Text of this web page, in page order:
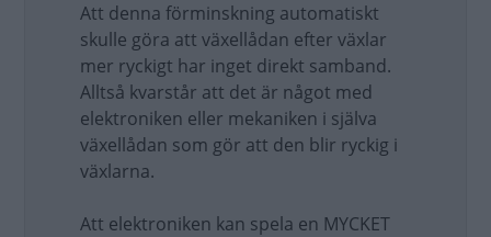
Att denna förminskning automatiskt
skulle göra att växellådan efter växlar
mer ryckigt har inget direkt samband.
Alltså kvarstår att det är något med
elektroniken eller mekaniken i själva
växellådan som gör att den blir ryckig i
växlarna.
Att elektroniken kan spela en MYCKET